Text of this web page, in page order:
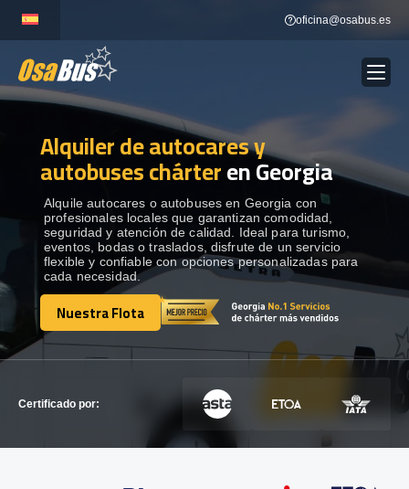
content
oficina@osabus.es
ALQUILER DE AUTOCARES
DESTINOS Show dropdown
RECORRIDAS Show dropdown
FLOTA
Alquiler de autocares y
autobuses chárteren Georgia
Alquile autocares o autobuses en Georgia con
profesionales locales que garantizan comodidad,
seguridad y atención de calidad. Ideal para turismo,
eventos, bodas o traslados, disfrute de un servicio
flexible y confiable con opciones personalizadas para
cada necesidad.
Nuestra Flota
Nuestra Flota
Certificado por: